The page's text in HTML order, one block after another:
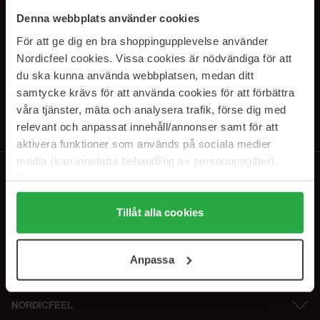
Denna webbplats använder cookies
För att ge dig en bra shoppingupplevelse använder
Nordicfeel cookies. Vissa cookies är nödvändiga för att
du ska kunna använda webbplatsen, medan ditt
samtycke krävs för att använda cookies för att förbättra
våra tjänster, mäta och analysera trafik, förse dig med
relevant och anpassat innehåll/annonser samt för att
aktivera funktioner som används på sociala medier
media (kan innefatta behandling av personuppgifter).
Genom att trycka på "Tillåt alla cookies" accepterar du
alla cookies, medan du under "Detaljer" kan anpassa
användningen av cookies. Du kan när som helst återkalla
samt vår Integritetspolicy.
Tillåt alla cookies
Anpassa
SUBSCRIBE TO OUR
NEWSLETTER
Sähköposti
Tilaamalla hyväksyttietosuojakäytäntömme. Peruuta tilaus milloin
NORDICFEEL